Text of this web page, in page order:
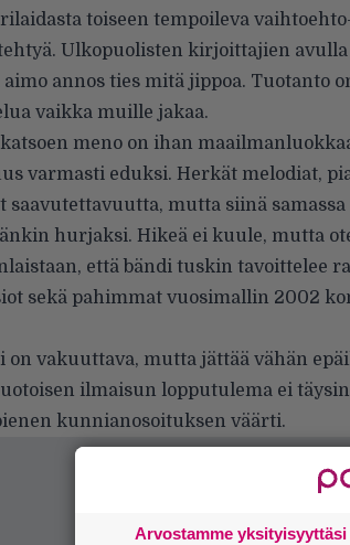
toiseen tempoileva
Ulkopuolisten kirjoittajien
annos ties mitä jippoa. Tuotanto
vaikka muille jakaa.
meno on ihan
varmasti eduksi. Herkät melodiat,
saavutettavuutta, mutta siinä
hurjaksi. Hikeä ei kuule, mutta
että bändi tuskin tavoittelee
sekä pahimmat vuosimallin 2002
on vakuuttava, mutta jättää vähän
ilmaisun lopputulema ei
kunnianosoituksen väärti.
Arvostamme yksityisyyttäsi